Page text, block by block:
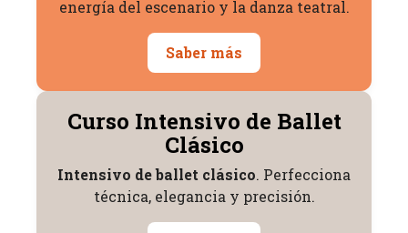
energía del escenario y la danza teatral.
Saber más
Curso Intensivo de Ballet
Clásico
Intensivo de ballet clásico. Perfecciona
técnica, elegancia y precisión.